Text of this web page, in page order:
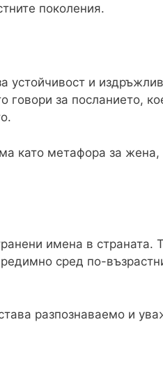
поколения.
устойчивост и
говори за посланието,
като метафора за жена,
имена в страната.
сред по-
разпознаваемо и